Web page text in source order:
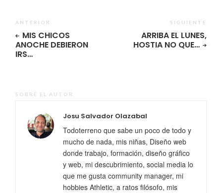
ANTERIOR
MIS CHICOS
ANOCHE DEBIERON
IRS…
SIGUIENTE
ARRIBA EL LUNES,
HOSTIA NO QUE…
SOBRE EL AUTOR
Josu Salvador Olazabal
Todoterreno que sabe un poco de todo y
mucho de nada, mis niñas, Diseño web
donde trabajo, formación, diseño gráfico
y web, mi descubrimiento, social media lo
que me gusta community manager, mi
hobbies Athletic, a ratos filósofo, mis